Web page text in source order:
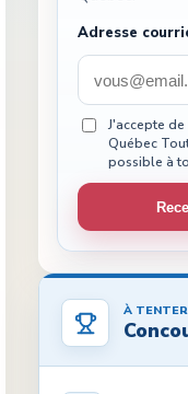
Adresse
J'accepte
Québec
possible à
À TENTER